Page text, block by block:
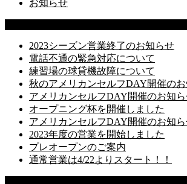
お知らせ
2023シーズン営業終了のお知らせ
電話不通の緊急対応について
練習場の球貸機故障について
秋のアメリカンセルフDAY開催の
アメリカンセルフDAY開催のお知
オープニング杯を開催しました
アメリカンセルフDAY開催のお知
2023年度の営業を開始しました
プレオープンのご案内
通常営業は4/22よりスタート！！